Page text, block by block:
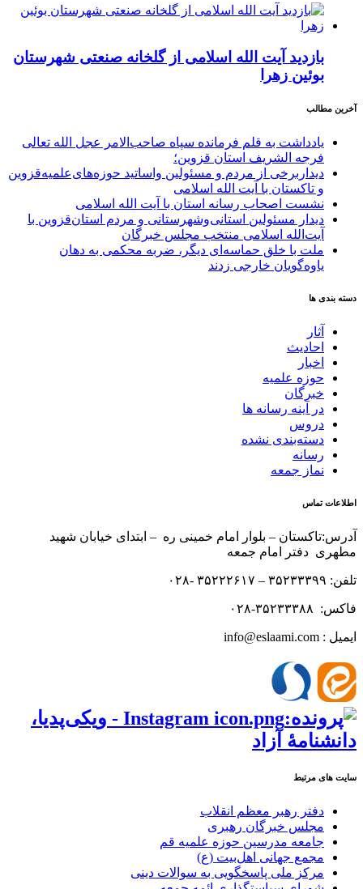
بازدید آیت الله اسلامی از گلخانه صنعتی شهرستان
بوئین زهرا
آخرین مطالب
یادداشت به قلم فرمانده سپاه صاحب‌الامر عجل الله تعالی
فرجه الشریف استان قزوین؛
دیداربرخی از مردم و مسئولین واساتید حوزه‌های‌علمیه‌قزوین
و تاکستان با آیت الله اسلامی
نشست اصحاب رسانه استان با آیت الله اسلامی
دیدار مسئولین استانی‌وشهرستانی و مردم‌ استان‌قزوین با
آیت‌الله‌ اسلامی منتخب مجلس‌ خبرگان
ملت با خلق حماسه‌ای دیگر، ضربه محکمی به دهان
یاوه‌گویان خارجی زدند
دسته بندی ها
آثار
احادیث
اخبار
حوزه علمیه
خبرگان
در آینه رسانه ها
دروس
دسته‌بندی نشده
رسانه
نماز جمعه
اطلاعات تماس
آدرس:تاکستان – بلوار امام خمینی ره – ابتدای خیابان شهید
مطهری دفتر امام جمعه
تلفن: ۳۵۲۳۳۳۹۹ – ۳۵۲۲۲۶۱۷ -۰۲۸
فاکس: ۳۵۲۳۳۳۸۸-۰۲۸
ایمیل : info@eslaami.com
سایت های مرتبط
دفتر رهبر معظم انقلاب
مجلس خبرگان رهبری
جامعه مدرسین حوزه علمیه قم
مجمع جهانی اهل‌بیت (ع)
مرکز ملی پاسخگویی به سوالات دینی